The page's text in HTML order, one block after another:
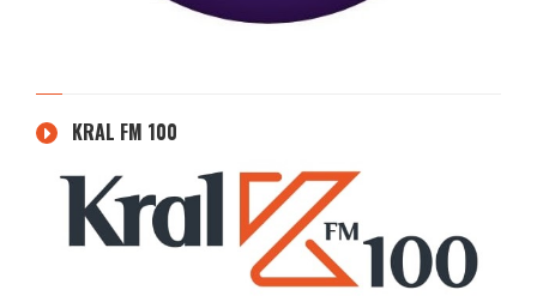
KRAL FM 100